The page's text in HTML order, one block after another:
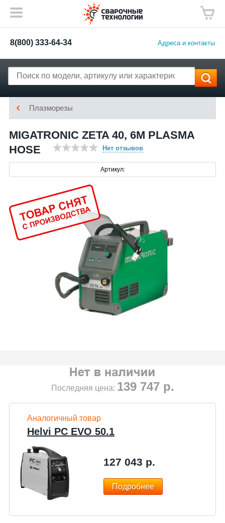
8(800) 333-64-34 Адреса и контакты
Плазморезы
MIGATRONIC ZETA 40, 6M PLASMA
HOSE
Нет отзывов
Артикул:
Последняя цена: 139 747р.
Аналогичный товар
Helvi PC EVO 50.1
127 043 р.
Подробнее